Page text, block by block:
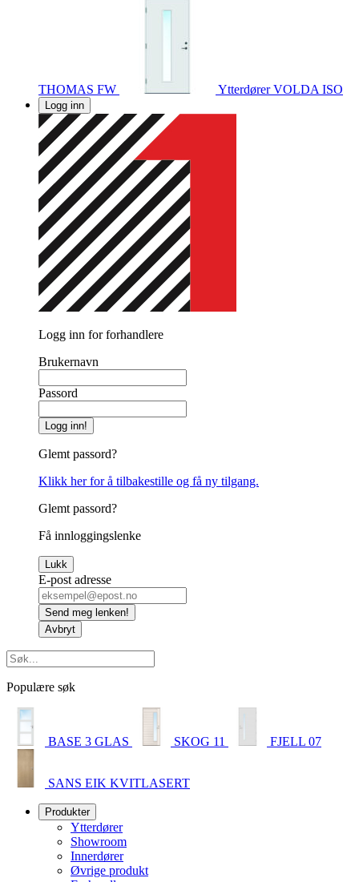
THOMAS FW YtterdørerVOLDA ISO
Logg inn
Logg inn for forhandlere
Brukernavn
Passord
Logg inn!
Glemt passord?
Klikk her for å tilbakestille og få ny tilgang.
Glemt passord?
Få innloggingslenke
Lukk
E-post adresse
Send meg lenken!
Avbryt
Populære søk
BASE 3 GLAS SKOG 11 FJELL 07
SANS EIK KVITLASERT
Produkter
Ytterdører
Showroom
Innerdører
Øvrige produkt